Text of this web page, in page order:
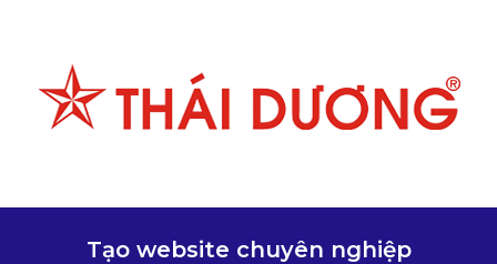
Tạo website chuyên nghiệp